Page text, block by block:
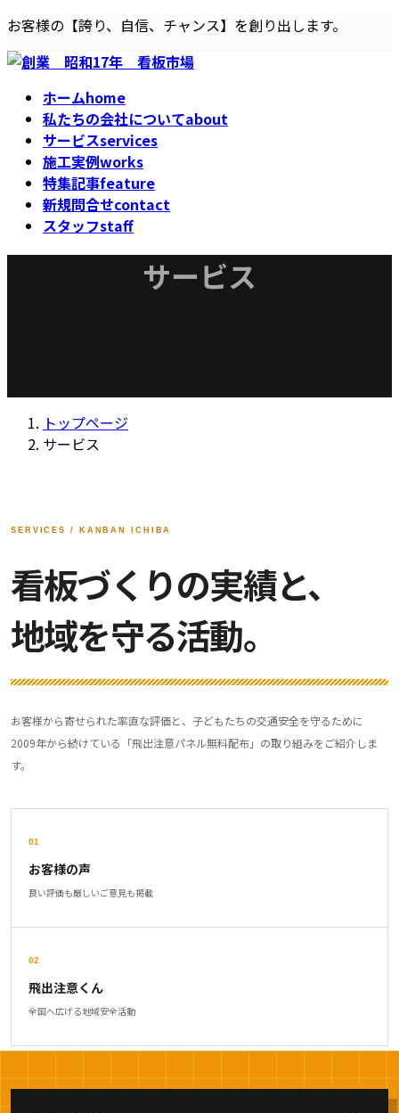
コ
ン
テ
ナ
ビ
ゲ
お客様の【誇り、自信、チャンス】を創り出します。
ホームhome
私たちの会社についてabout
サービスservices
施工実例works
特集記事feature
新規問合せcontact
スタッフstaff
サービス
トップページ
サービス
SERVICES / KANBAN ICHIBA
看板づくりの実績と、
地域を守る活動。
お客様から寄せられた率直な評価と、子どもたちの交通安全を守るために
2009年から続けている「飛出注意パネル無料配布」の取り組みをご紹介しま
す。
01
お客様の声
良い評価も厳しいご意見も掲載
02
飛出注意くん
全国へ広げる地域安全活動